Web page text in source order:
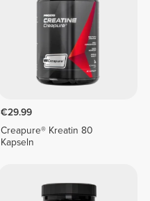
€29.99
Creapure® Kreatin 80
Kapseln